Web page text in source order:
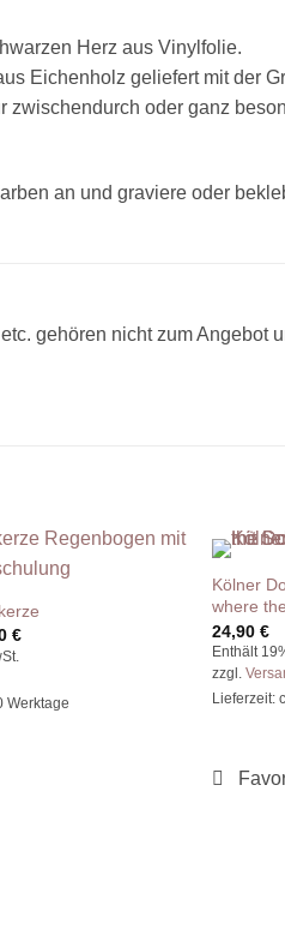
Herz aus Vinylfolie.
Eichenholz geliefert mit der
oder ganz
an und graviere oder
gehören nicht zum Angebot
€Preisspanne:
Werktage
Kölner
where
24,90 €
Enthält
zzgl.
Lieferzeit: